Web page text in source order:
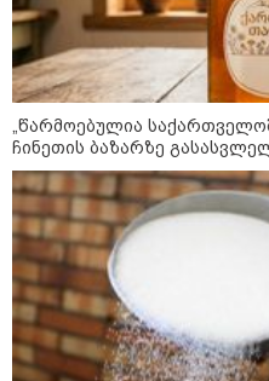
12:34 / 08-08-2026
რას აცხადებს
ელექტროენერგიის
გათიშვასთან
„წარმოებულია
ჩინეთის ბაზარზე